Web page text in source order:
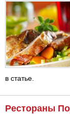
в статье.
Рестораны